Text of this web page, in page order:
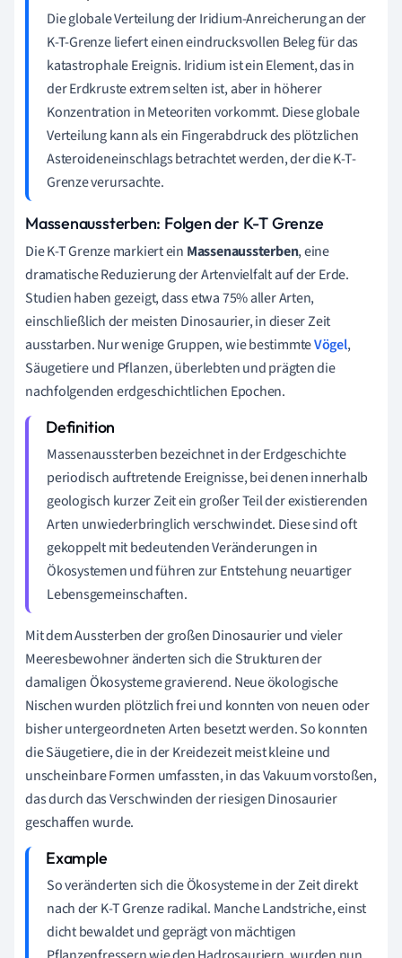
Die globale Verteilung der Iridium-Anreicherung an der
K-T-Grenze liefert einen eindrucksvollen Beleg für das
katastrophale Ereignis. Iridium ist ein Element, das in
der Erdkruste extrem selten ist, aber in höherer
Konzentration in Meteoriten vorkommt. Diese globale
Verteilung kann als ein Fingerabdruck des plötzlichen
Asteroideneinschlags betrachtet werden, der die K-T-
Grenze verursachte.
Massenaussterben: Folgen der K-T Grenze
Die K-T Grenze markiert ein Massenaussterben, eine
dramatische Reduzierung der Artenvielfalt auf der Erde.
Studien haben gezeigt, dass etwa 75% aller Arten,
einschließlich der meisten Dinosaurier, in dieser Zeit
ausstarben. Nur wenige Gruppen, wie bestimmteVögel,
Säugetiere und Pflanzen, überlebten und prägten die
nachfolgenden erdgeschichtlichen Epochen.
Massenaussterben bezeichnet in der Erdgeschichte
periodisch auftretende Ereignisse, bei denen innerhalb
geologisch kurzer Zeit ein großer Teil der existierenden
Arten unwiederbringlich verschwindet. Diese sind oft
gekoppelt mit bedeutenden Veränderungen in
Ökosystemen und führen zur Entstehung neuartiger
Lebensgemeinschaften.
Mit dem Aussterben der großen Dinosaurier und vieler
Meeresbewohner änderten sich die Strukturen der
damaligen Ökosysteme gravierend. Neue ökologische
Nischen wurden plötzlich frei und konnten von neuen oder
bisher untergeordneten Arten besetzt werden. So konnten
die Säugetiere, die in der Kreidezeit meist kleine und
unscheinbare Formen umfassten, in das Vakuum vorstoßen,
das durch das Verschwinden der riesigen Dinosaurier
geschaffen wurde.
So veränderten sich die Ökosysteme in der Zeit direkt
nach der K-T Grenze radikal. Manche Landstriche, einst
dicht bewaldet und geprägt von mächtigen